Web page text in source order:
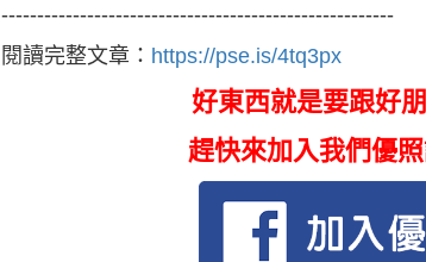
-------------------------------------------------------
閱讀完整文章： https://pse.is/4tq3px
好東西就是要跟好
趕快來加入我們優